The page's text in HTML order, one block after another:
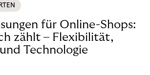
für Online-Shops:
zählt – Flexibilität,
Technologie